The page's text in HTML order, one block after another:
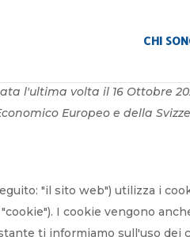
CHI
l'ultima volta il 16 Ottobre
Europeo e della
"il sito web") utilizza i
I cookie vengono
ti informiamo sull'uso dei